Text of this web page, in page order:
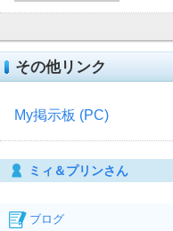
その他リンク
My掲示板 (PC)
ミィ＆プリンさん
ブログ